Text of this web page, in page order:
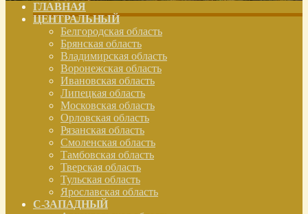
ГЛАВНАЯ
ЦЕНТРАЛЬНЫЙ
Белгородская область
Брянская область
Владимирская область
Воронежская область
Ивановская область
Липецкая область
Московская область
Орловская область
Рязанская область
Смоленская область
Тамбовская область
Тверская область
Тульская область
Ярославская область
С-ЗАПАДНЫЙ